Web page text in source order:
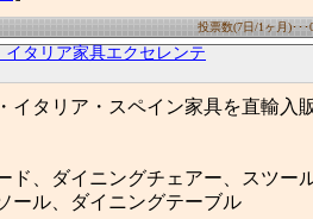
投票数(7日/1ヶ月)･･
イタリア家具エクセレンテ
タリア・スペイン家具を直輸入
ド、ダイニングチェアー、スツー
ール、ダイニングテーブル